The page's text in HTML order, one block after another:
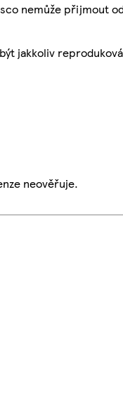
nemůže přijmout
jakkoliv
neověřuje.